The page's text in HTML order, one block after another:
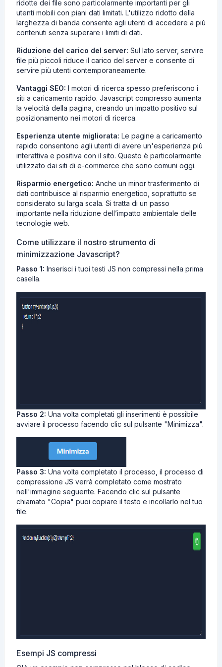
ridotte dei file sono particolarmente importanti per gli
utenti mobili con piani dati limitati. L'utilizzo ridotto della
larghezza di banda consente agli utenti di accedere a più
contenuti senza superare i limiti di dati.
Riduzione del carico del server: Sul lato server, servire
file più piccoli riduce il carico del server e consente di
servire più utenti contemporaneamente.
Vantaggi SEO: I motori di ricerca spesso preferiscono i
siti a caricamento rapido. Javascript compresso aumenta
la velocità della pagina, creando un impatto positivo sul
posizionamento nei motori di ricerca.
Esperienza utente migliorata: Le pagine a caricamento
rapido consentono agli utenti di avere un'esperienza più
interattiva e positiva con il sito. Questo è particolarmente
utilizzato dai siti di e-commerce che sono comuni oggi.
Risparmio energetico: Anche un minor trasferimento di
dati contribuisce al risparmio energetico, soprattutto se
considerato su larga scala. Si tratta di un passo
importante nella riduzione dell’impatto ambientale delle
tecnologie web.
Come utilizzare il nostro strumento di
minimizzazione Javascript?
Passo 1: Inserisci i tuoi testi JS non compressi nella prima
casella.
Passo 2: Una volta completati gli inserimenti è possibile
avviare il processo facendo clic sul pulsante "Minimizza".
Passo 3: Una volta completato il processo, il processo di
compressione JS verrà completato come mostrato
nell'immagine seguente. Facendo clic sul pulsante
chiamato "Copia" puoi copiare il testo e incollarlo nel tuo
file.
Esempi JS compressi